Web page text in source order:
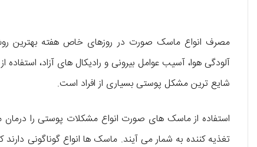
مصرف انواع ماسک صورت در روزهای خاص هفته
آلودگی هوا، آسیب عوامل بیرونی و رادیکال های آزاد،
شایع ‌ترین مشکل پوستی بسیاری از افراد است.
استفاده از ماسک های صورت انواع مشکلات پوستی را
تغذیه کننده به شمار می آیند. ماسک ها انواع گوناگونی دارند